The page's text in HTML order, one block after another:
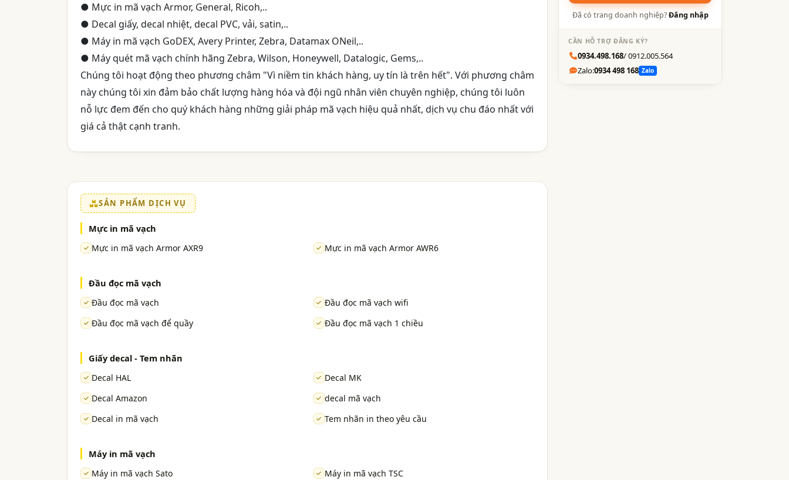
● Mực in mã vạch Armor, General, Ricoh,..
● Decal giấy, decal nhiệt, decal PVC, vải, satin,..
● Máy in mã vạch GoDEX, Avery Printer, Zebra, Datamax ONeil,..
● Máy quét mã vạch chính hãng Zebra, Wilson, Honeywell, Datalogic, Gems,..
Chúng tôi hoạt động theo phương châm "Vì niềm tin khách hàng, uy tín là trên hết". Với phương châm
này chúng tôi xin đảm bảo chất lượng hàng hóa và đội ngũ nhân viên chuyên nghiệp, chúng tôi luôn
nỗ lực đem đến cho quý khách hàng những giải pháp mã vạch hiệu quả nhất, dịch vụ chu đáo nhất với
giá cả thật cạnh tranh.
SẢN PHẨM DỊCH VỤ
Mực in mã vạch
Mực in mã vạch Armor AXR9 Mực in mã vạch Armor AWR6
Đầu đọc mã vạch
Đầu đọc mã vạch
Đầu đọc mã vạch wifi
Đầu đọc mã vạch để quầy
Đầu đọc mã vạch 1 chiều
Giấy decal - Tem nhãn
Decal HAL
Decal MK
Decal Amazon
decal mã vạch
Decal in mã vạch
Tem nhãn in theo yêu cầu
Máy in mã vạch
Máy in mã vạch Sato
Máy in mã vạch TSC
Đã có trang doanh nghiệp?Đăng nhập
CẦN HỖ TRỢ ĐĂNG KÝ?
0934.498.168/ 0912.005.564
Zalo:0934 498 168 Zalo